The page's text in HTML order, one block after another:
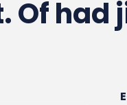
Of had